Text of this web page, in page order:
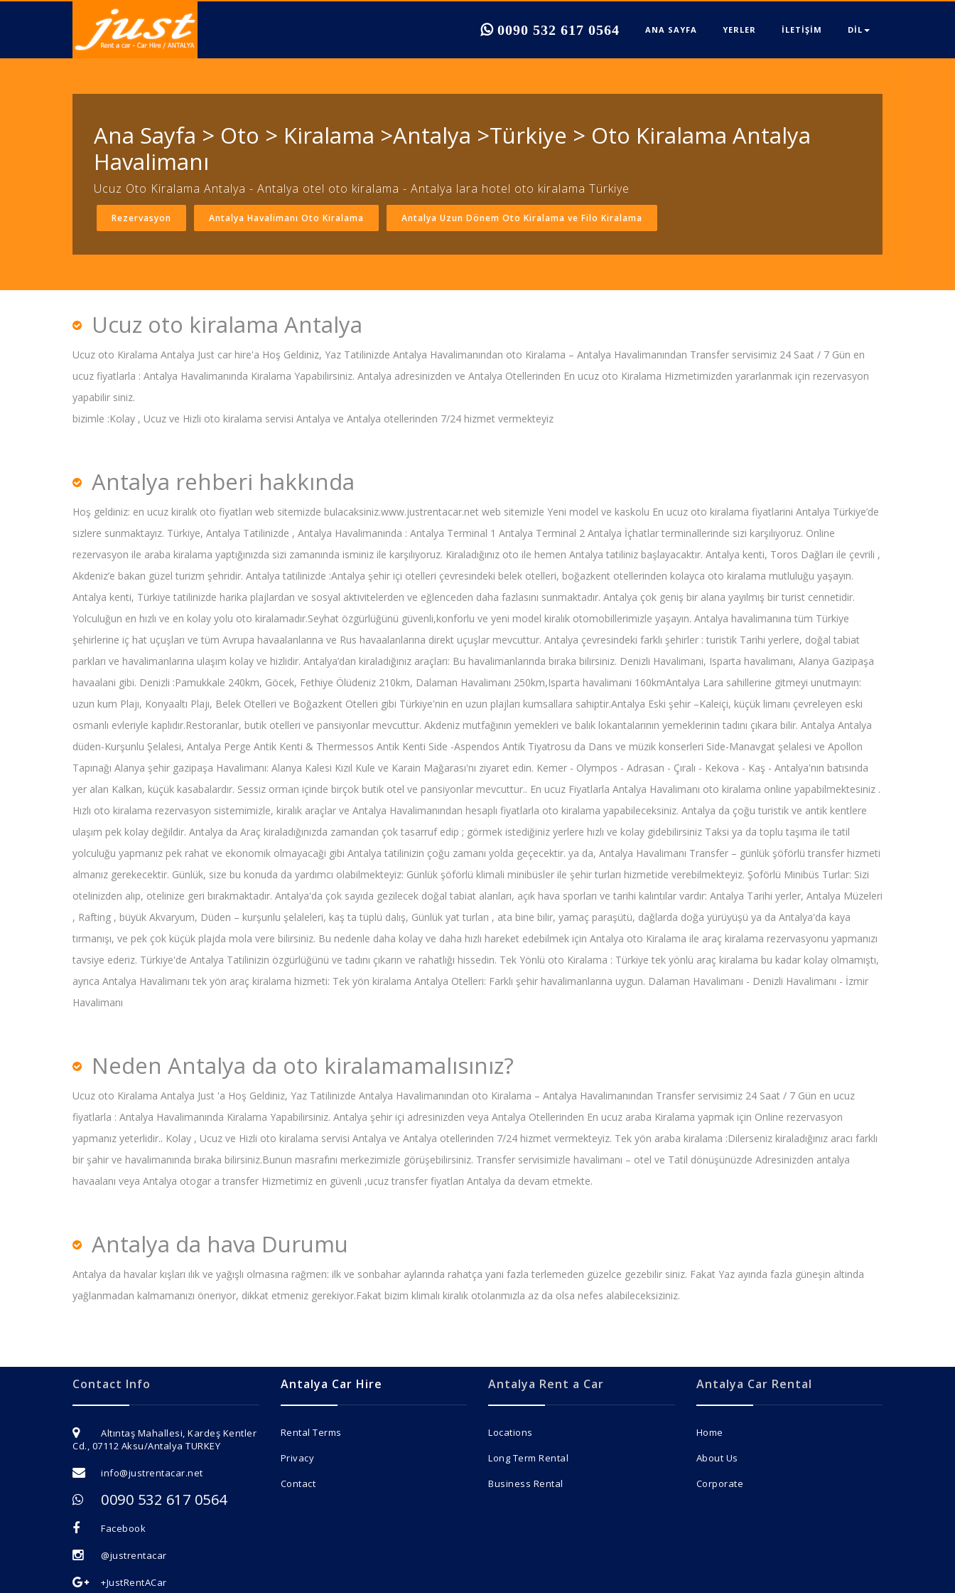
0090 532 617 0564 ANA SAYFA YERLER İLETİŞİM DİL
Ana Sayfa > Oto > Kiralama >Antalya >Türkiye > Oto Kiralama Antalya
Havalimanı
Ucuz Oto Kiralama Antalya - Antalya otel oto kiralama - Antalya lara hotel oto kiralama Türkiye
Rezervasyon Antalya Havalimanı Oto Kiralama Antalya Uzun Dönem Oto Kiralama ve Filo Kiralama
Ucuz oto kiralama Antalya
Ucuz oto Kiralama Antalya Just car hire'a Hoş Geldiniz, Yaz Tatilinizde Antalya Havalimanından oto Kiralama – Antalya Havalimanından Transfer servisimiz 24 Saat / 7 Gün en
ucuz fiyatlarla : Antalya Havalimanında Kiralama Yapabilirsiniz. Antalya adresinizden ve Antalya Otellerinden En ucuz oto Kiralama Hizmetimizden yararlanmak için rezervasyon
yapabilir siniz.
bizimle :Kolay , Ucuz ve Hizli oto kiralama servisi Antalya ve Antalya otellerinden 7/24 hizmet vermekteyiz
Antalya rehberi hakkında
Hoş geldiniz: en ucuz kiralık oto fiyatları web sitemizde bulacaksiniz.www.justrentacar.net web sitemizle Yeni model ve kaskolu En ucuz oto kiralama fiyatlarini Antalya Türkiye’de
sizlere sunmaktayız. Türkiye, Antalya Tatilinizde , Antalya Havalimanında : Antalya Terminal 1 Antalya Terminal 2 Antalya İçhatlar terminallerinde sizi karşılıyoruz. Online
rezervasyon ile araba kiralama yaptığınızda sizi zamanında isminiz ile karşılıyoruz. Kiraladığınız oto ile hemen Antalya tatiliniz başlayacaktır. Antalya kenti, Toros Dağları ile çevrili ,
Akdeniz’e bakan güzel turizm şehridir. Antalya tatilinizde :Antalya şehir içi otelleri çevresindeki belek otelleri, boğazkent otellerinden kolayca oto kiralama mutluluğu yaşayın.
Antalya kenti, Türkiye tatilinizde harika plajlardan ve sosyal aktivitelerden ve eğlenceden daha fazlasını sunmaktadır. Antalya çok geniş bir alana yayılmış bir turist cennetidir.
Yolculuğun en hızlı ve en kolay yolu oto kiralamadır.Seyhat özgürlüğünü güvenli,konforlu ve yeni model kiralık otomobillerimizle yaşayın. Antalya havalimanına tüm Türkiye
şehirlerine iç hat uçuşları ve tüm Avrupa havaalanlarına ve Rus havaalanlarına direkt uçuşlar mevcuttur. Antalya çevresindeki farklı şehirler : turistik Tarihi yerlere, doğal tabiat
parkları ve havalimanlarına ulaşım kolay ve hizlidir. Antalya’dan kiraladığınız araçları: Bu havalimanlarında bıraka bilirsiniz. Denizli Havalimani, Isparta havalimanı, Alanya Gazipaşa
havaalani gibi. Denizli :Pamukkale 240km, Göcek, Fethiye Ölüdeniz 210km, Dalaman Havalimanı 250km,Isparta havalimani 160kmAntalya Lara sahillerine gitmeyi unutmayın:
uzun kum Plajı, Konyaaltı Plajı, Belek Otelleri ve Boğazkent Otelleri gibi Türkiye'nin en uzun plajları kumsallara sahiptir.Antalya Eski şehir –Kaleiçi, küçük limanı çevreleyen eski
osmanlı evleriyle kaplıdır.Restoranlar, butik otelleri ve pansiyonlar mevcuttur. Akdeniz mutfağının yemekleri ve balık lokantalarının yemeklerinin tadını çıkara bilir. Antalya Antalya
düden-Kurşunlu Şelalesi, Antalya Perge Antik Kenti & Thermessos Antik Kenti Side -Aspendos Antik Tiyatrosu da Dans ve müzik konserleri Side-Manavgat şelalesi ve Apollon
Tapınağı Alanya şehir gazipaşa Havalimanı: Alanya Kalesi Kızıl Kule ve Karain Mağarası'nı ziyaret edin. Kemer - Olympos - Adrasan - Çıralı - Kekova - Kaş - Antalya'nın batısında
yer alan Kalkan, küçük kasabalardır. Sessiz orman içinde birçok butik otel ve pansiyonlar mevcuttur.. En ucuz Fiyatlarla Antalya Havalimanı oto kiralama online yapabilmektesiniz .
Hızlı oto kiralama rezervasyon sistemimizle, kiralık araçlar ve Antalya Havalimanından hesaplı fiyatlarla oto kiralama yapabileceksiniz. Antalya da çoğu turistik ve antik kentlere
ulaşım pek kolay değildir. Antalya da Araç kiraladığınızda zamandan çok tasarruf edip ; görmek istediğiniz yerlere hızlı ve kolay gidebilirsiniz Taksi ya da toplu taşıma ile tatil
yolculuğu yapmanız pek rahat ve ekonomik olmayacaği gibi Antalya tatilinizin çoğu zamanı yolda geçecektir. ya da, Antalya Havalimanı Transfer – günlük şöförlü transfer hizmeti
almanız gerekecektir. Günlük, size bu konuda da yardımcı olabilmekteyiz: Günlük şöförlü klimali minibüsler ile şehir turları hizmetide verebilmekteyiz. Şoförlü Minibüs Turlar: Sizi
otelinizden alıp, otelinize geri bırakmaktadır. Antalya'da çok sayıda gezilecek doğal tabiat alanları, açık hava sporları ve tarihi kalıntılar vardır: Antalya Tarihi yerler, Antalya Müzeleri
, Rafting , büyük Akvaryum, Düden – kurşunlu şelaleleri, kaş ta tüplü dalış, Günlük yat turları , ata bine bilir, yamaç paraşütü, dağlarda doğa yürüyüşü ya da Antalya'da kaya
tırmanışı, ve pek çok küçük plajda mola vere bilirsiniz. Bu nedenle daha kolay ve daha hızlı hareket edebilmek için Antalya oto Kiralama ile araç kiralama rezervasyonu yapmanızı
tavsiye ederiz. Türkiye'de Antalya Tatilinizin özgürlüğünü ve tadını çıkarın ve rahatlığı hissedin. Tek Yönlü oto Kiralama : Türkiye tek yönlü araç kiralama bu kadar kolay olmamıştı,
ayrıca Antalya Havalimanı tek yön araç kiralama hizmeti: Tek yön kiralama Antalya Otelleri: Farklı şehir havalimanlarına uygun. Dalaman Havalimanı - Denizli Havalimanı - İzmir
Havalimanı
Neden Antalya da oto kiralamamalısınız?
Ucuz oto Kiralama Antalya Just 'a Hoş Geldiniz, Yaz Tatilinizde Antalya Havalimanından oto Kiralama – Antalya Havalimanından Transfer servisimiz 24 Saat / 7 Gün en ucuz
fiyatlarla : Antalya Havalimanında Kiralama Yapabilirsiniz. Antalya şehir içi adresinizden veya Antalya Otellerinden En ucuz araba Kiralama yapmak için Online rezervasyon
yapmanız yeterlidir.. Kolay , Ucuz ve Hizli oto kiralama servisi Antalya ve Antalya otellerinden 7/24 hizmet vermekteyiz. Tek yön araba kiralama :Dilerseniz kiraladığınız aracı farklı
bir şahir ve havalimanında bıraka bilirsiniz.Bunun masrafını merkezimizle görüşebilirsiniz. Transfer servisimizle havalimanı – otel ve Tatil dönüşünüzde Adresinizden antalya
havaalanı veya Antalya otogar a transfer Hizmetimiz en güvenli ,ucuz transfer fiyatları Antalya da devam etmekte.
Antalya da hava Durumu
Antalya da havalar kışları ılık ve yağışlı olmasına rağmen: ilk ve sonbahar aylarında rahatça yani fazla terlemeden güzelce gezebilir siniz. Fakat Yaz ayında fazla güneşin altinda
yağlanmadan kalmamanızı öneriyor, dikkat etmeniz gerekiyor.Fakat bizim klimalı kiralık otolarımızla az da olsa nefes alabileceksiziniz.
Contact Info
Altıntaş Mahallesi, Kardeş Kentler
Cd., 07112 Aksu/Antalya TURKEY
info@justrentacar.net
0090 532 617 0564
Facebook
@justrentacar
+JustRentACar
Antalya Car Hire
Rental Terms
Privacy
Contact
Antalya Rent a Car
Locations
Long Term Rental
Business Rental
Antalya Car Rental
Home
About Us
Corporate